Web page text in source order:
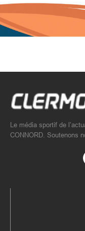
Le média sportif de
CONNORD. Soutenons